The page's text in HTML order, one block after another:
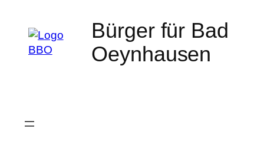
Inhalt
springen
Bürger für Bad
Oeynhausen